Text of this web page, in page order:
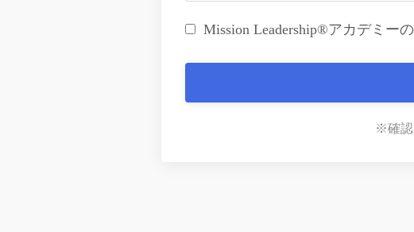
Mission Leadership®アカデミー
※確認